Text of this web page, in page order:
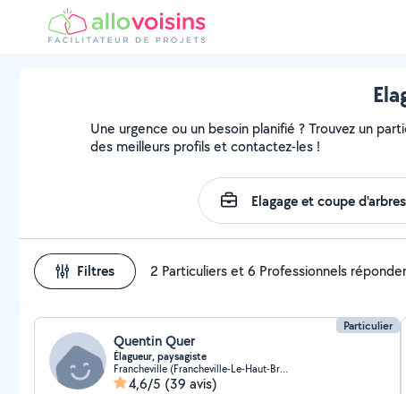
Une urgence ou un besoin planifié ? Trouvez un
des meilleurs profils et contactez-les !
Filtres 2 Particuliers et 6 Professionnels
Particulier
Quentin Quer
Élagueur, paysagiste
Francheville (Francheville-Le-Haut-Bruissin)
4,6/5 (39 avis)